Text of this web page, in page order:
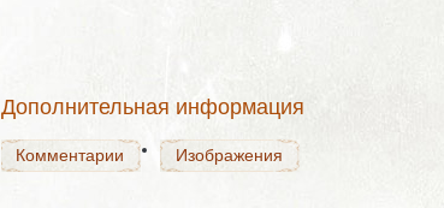
Дополнительная информация
Комментарии Изображения